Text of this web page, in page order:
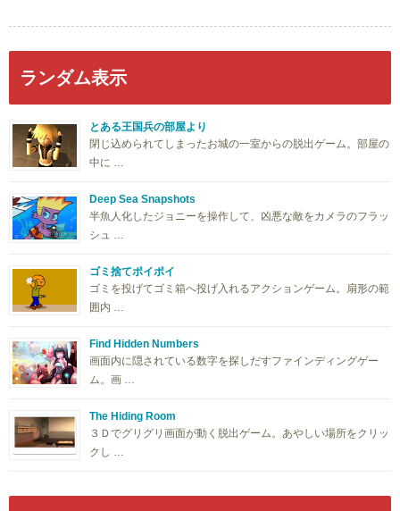
ランダム表示
とある王国兵の部屋より
閉じ込められてしまったお城の一室からの脱出ゲーム。部屋の
中に …
Deep Sea Snapshots
半魚人化したジョニーを操作して、凶悪な敵をカメラのフラッ
シュ …
ゴミ捨てポイポイ
ゴミを投げてゴミ箱へ投げ入れるアクションゲーム。扇形の範
囲内 …
Find Hidden Numbers
画面内に隠されている数字を探しだすファインディングゲー
ム。画 …
The Hiding Room
３Ｄでグリグリ画面が動く脱出ゲーム。あやしい場所をクリッ
クし …